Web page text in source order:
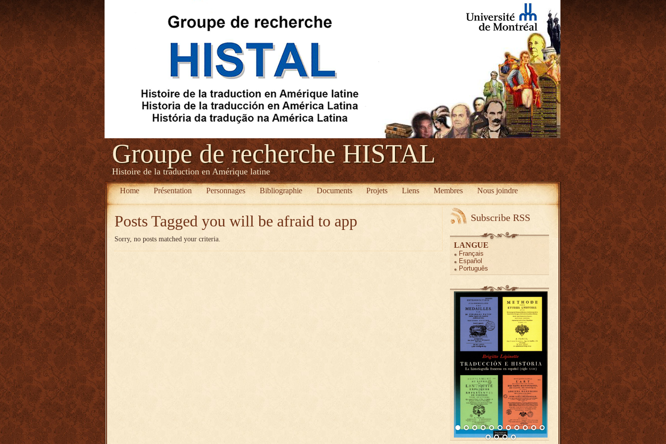
Groupe de recherche HISTAL
Histoire de la traduction en Amérique latine
Home Présentation Personnages Bibliographie Documents Projets Liens Membres Nous joindre
Posts Tagged you will be afraid to app
Sorry, no posts matched your criteria.
Subscribe RSS
LANGUE
Français
Español
Português